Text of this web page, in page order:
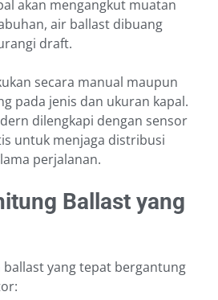
akan mengangkut muatan
air ballast dibuang
draft.
secara manual maupun
pada jenis dan ukuran kapal.
dilengkapi dengan sensor
untuk menjaga distribusi
perjalanan.
Ballast yang
yang tepat bergantung